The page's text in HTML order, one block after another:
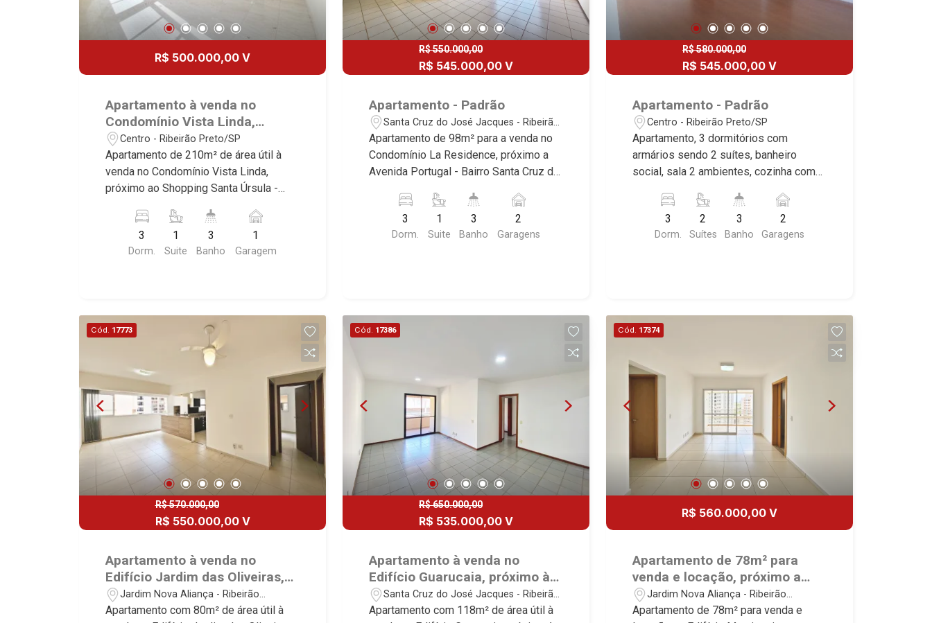
R$ 500.000,00 V
Apartamento à venda no
Condomínio Vista Linda,
próximo ao Shopping Santa
Úrsula - Bairro Centro, Ribeirão
Preto/SP.
Centro - Ribeirão Preto/SP
Apartamento de 210m² de área útil à
venda no Condomínio Vista Linda,
próximo ao Shopping Santa Úrsula -
Conheça as características deste
imóvel que a Martinelli Imobiliária
selecionou para você: - 210m² de área
Área de serviço - 1 vaga Martinelli
Imobiliária, referência no mercado
imobiliário desde 2000. Especialistas
em Venda, Locação e Lançamentos!
Avenida João Fiúsa, 1051 - Alto da Boa
Vista | Ribeirão Preto.
3
Dorm.
1
Suite
3
Banho
1
Garagem
R$ 550.000,00
R$ 545.000,00 V
Apartamento - Padrão
Santa Cruz do José Jacques - Ribeirão
Preto/SP
Apartamento de 98m² para a venda no
Condomínio La Residence, próximo a
Avenida Portugal - Bairro Santa Cruz do
Conheça as características deste
imóvel que a Martinelli Imobiliária
selecionou para você: - 98m² de área
de serviço - Sacada - 2 vagas Martinelli
Imobiliária, referência no mercado
imobiliário desde 2000. Especialistas
Avenida João Fiúsa, 1051 - Alto da Boa
Vista | Ribeirão Preto.
3
Dorm.
1
Suite
3
Banho
2
Garagens
R$ 580.000,00
R$ 545.000,00 V
Apartamento - Padrão
Centro - Ribeirão Preto/SP
Apartamento, 3 dormitórios com
armários sendo 2 suítes, banheiro
social, sala 2 ambientes, cozinha com
serviço, sacada, piso em carpete
molina, 2 vagas cobertas, excelente
localização, próximo ao Santa Úrsula.
3
Dorm.
2
Suítes
3
Banho
2
Garagens
Cód. 17773
R$ 570.000,00
R$ 550.000,00 V
Apartamento à venda no
Edifício Jardim das Oliveiras,
próximo ao Ribeirão Shopping
e Shopping Iguatemi - Ribeirão
Jardim Nova Aliança - Ribeirão
Preto/SP
Apartamento com 80m² de área útil à
Cód. 17386
R$ 650.000,00
R$ 535.000,00 V
Apartamento à venda no
Edifício Guarucaia, próximo à
Avenida Maurílio Biagi -
Ribeirão Preto/SP.
Santa Cruz do José Jacques - Ribeirão
Preto/SP
Apartamento com 118m² de área útil à
Cód. 17374
R$ 560.000,00 V
Apartamento de 78m² para
venda e locação, próximo a
Faculdade UNIP - Bairro Jardim
Nova Aliança, Ribeirão
Jardim Nova Aliança - Ribeirão
Preto/SP
Apartamento de 78m² para venda e